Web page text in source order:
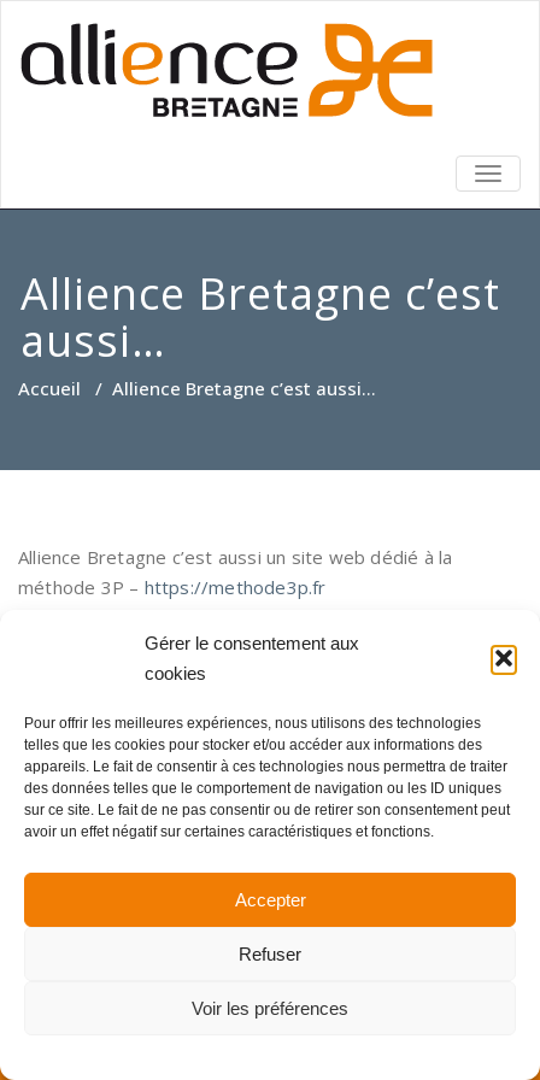
Gérer le consentement aux
cookies
Pour offrir les meilleures expériences, nous utilisons des technologies
telles que les cookies pour stocker et/ou accéder aux informations des
appareils. Le fait de consentir à ces technologies nous permettra de traiter
des données telles que le comportement de navigation ou les ID uniques
sur ce site. Le fait de ne pas consentir ou de retirer son consentement peut
avoir un effet négatif sur certaines caractéristiques et fonctions.
Accepter
Refuser
Voir les préférences
Allience Bretagne c’est
aussi…
Accueil / Allience Bretagne c’est aussi…
Allience Bretagne c’est aussi un site web dédié à la
méthode 3P – https://methode3p.fr
Copyright Allience Bretagne 2024 -Mentions légales